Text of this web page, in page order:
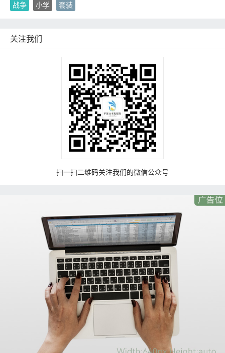
战争
小学 套装
关注我们
扫一扫二维码关注我们的微信公众号